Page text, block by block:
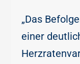
„Das
einer